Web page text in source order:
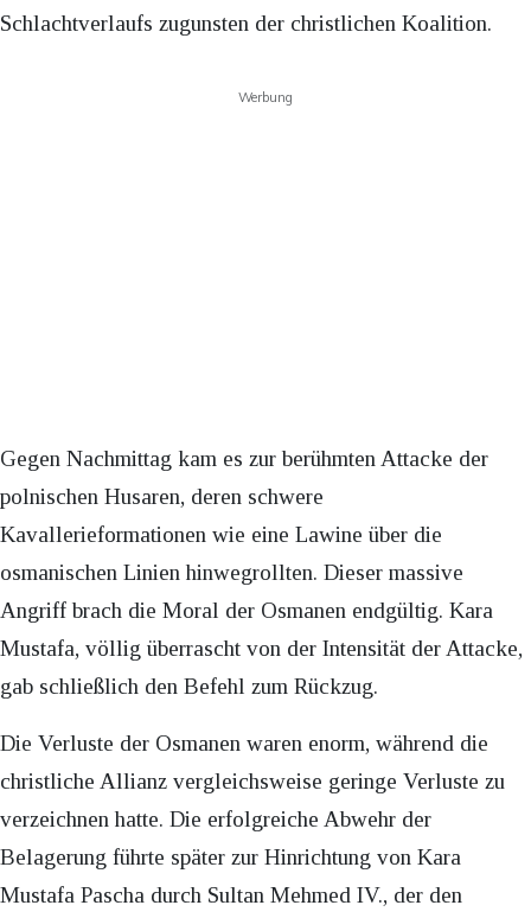
Schlachtverlaufs zugunsten der christlichen Koalition.
Werbung
Gegen Nachmittag kam es zur berühmten Attacke der
polnischen Husaren, deren schwere
Kavallerieformationen wie eine Lawine über die
osmanischen Linien hinwegrollten. Dieser massive
Angriff brach die Moral der Osmanen endgültig. Kara
Mustafa, völlig überrascht von der Intensität der Attacke,
gab schließlich den Befehl zum Rückzug.
Die Verluste der Osmanen waren enorm, während die
christliche Allianz vergleichsweise geringe Verluste zu
verzeichnen hatte. Die erfolgreiche Abwehr der
Belagerung führte später zur Hinrichtung von Kara
Mustafa Pascha durch Sultan Mehmed IV., der den